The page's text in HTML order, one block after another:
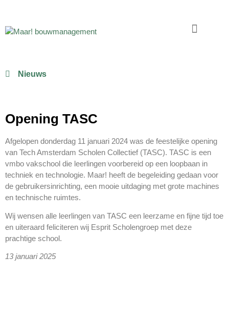
Nieuws
Opening TASC
Afgelopen donderdag 11 januari 2024 was de feestelijke opening
van Tech Amsterdam Scholen Collectief (TASC). TASC is een
vmbo vakschool die leerlingen voorbereid op een loopbaan in
techniek en technologie. Maar! heeft de begeleiding gedaan voor
de gebruikersinrichting, een mooie uitdaging met grote machines
en technische ruimtes.
Wij wensen alle leerlingen van TASC een leerzame en fijne tijd toe
en uiteraard feliciteren wij Esprit Scholengroep met deze
prachtige school.
13 januari 2025